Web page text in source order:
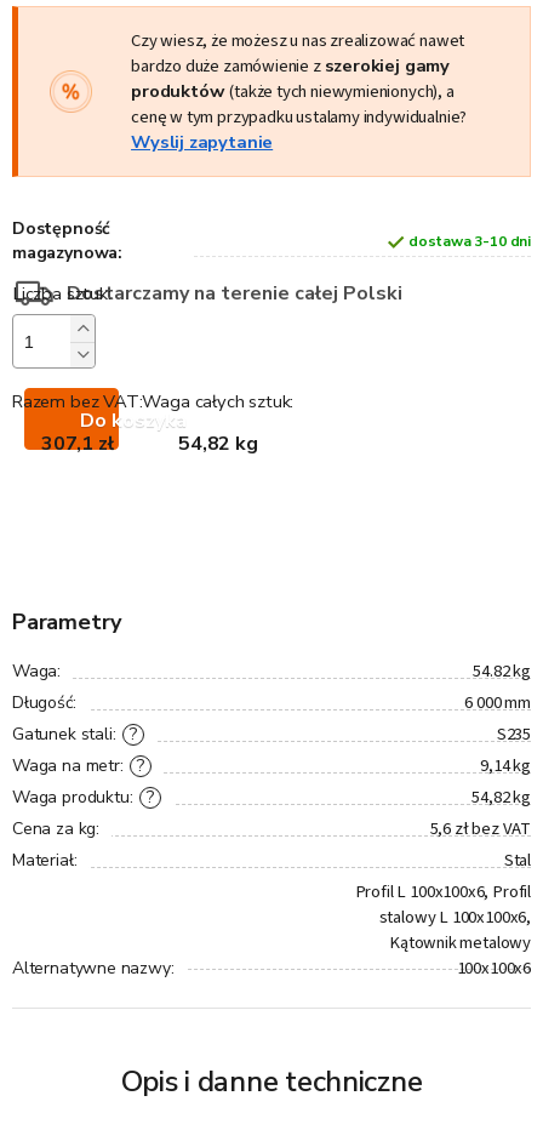
Czy wiesz, że możesz u nas zrealizować nawet
bardzo duże zamówienie z szerokiej gamy
produktów(także tych niewymienionych), a
cenę w tym przypadku ustalamy indywidualnie?
Wyslij zapytanie
Dostępność
magazynowa:
dostawa 3-10 dni
Dostarczamy na terenie całej Polski
Do koszyka
Waga całych sztuk:
54,82 kg
Razem bez VAT:
307,1 zł
Parametry
Waga: 54.82 kg
Długość: 6 000 mm
?
Gatunek stali: S235
?
Waga na metr: 9,14 kg
?
Waga produktu: 54,82 kg
Cena za kg: 5,6 zł bez VAT
Materiał: Stal
Alternatywne nazwy:
Profil L 100x100x6, Profil
stalowy L 100x100x6,
Kątownik metalowy
100x100x6
Opis i danne techniczne